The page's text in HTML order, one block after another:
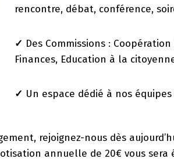
rencontre, débat, conférence,
✓ Des Commissions :
Finances, Education à la
✓ Un espace dédié à nos
rejoignez-nous dès
annuelle de 20€ vous